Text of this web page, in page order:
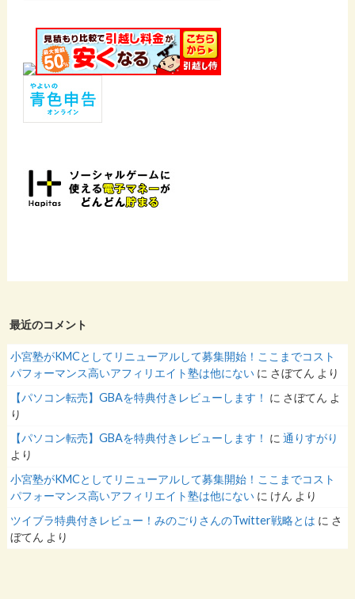
最近のコメント
小宮塾がKMCとしてリニューアルして募集開始！ここまでコスト
パフォーマンス高いアフィリエイト塾は他にない に さぼてん より
【パソコン転売】GBAを特典付きレビューします！ に さぼてん よ
り
【パソコン転売】GBAを特典付きレビューします！ に通りすがり
より
小宮塾がKMCとしてリニューアルして募集開始！ここまでコスト
パフォーマンス高いアフィリエイト塾は他にない に けん より
ツイブラ特典付きレビュー！みのごりさんのTwitter戦略とは に さ
ぼてん より